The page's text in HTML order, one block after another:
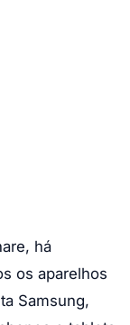
há
os aparelhos
Samsung,